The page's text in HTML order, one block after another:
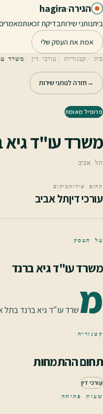
דלג לתוכן הראשי
הגירה·
hagira
ביתנותני שירותבדיקת זכאות
אמת את העסק שלי
בית קטגוריות עורכי דין משרד
→חזרה לנותני שירות
פרופיל מאומת
משרד עו"ד גיא
תל אביב
תחום שירות
עורכי דין
מיקום
תל אביב
על העסק
משרד עו"ד גיא ברנד
משרד עו"ד גיא ברנד בתל
קטגוריה
תחום ההתמחות
עורכי דין
שעות פתיחה